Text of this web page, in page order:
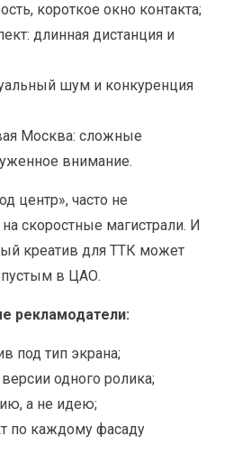
короткое окно контакта;
длинная дистанция и
шум и конкуренция
Москва: сложные
внимание.
центр», часто не
скоростные магистрали. И
креатив для ТТК может
в ЦАО.
рекламодатели:
под тип экрана;
одного ролика;
а не идею;
по каждому фасаду